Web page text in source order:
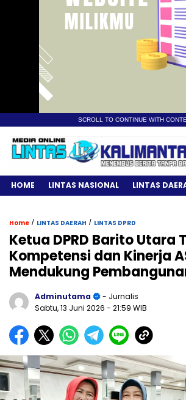
SCROLL TO CONTINUE WITH
HOME LINTAS NASIONAL LINTAS
Home / LINTAS DAERAH / LINTAS DPRD
Ketua DPRD Barito Utara
Kompetensi dan Kinerja
Mendukung
Adminutama
- Jurnalis
Sabtu, 13 Juni 2026 - 21:59 WIB